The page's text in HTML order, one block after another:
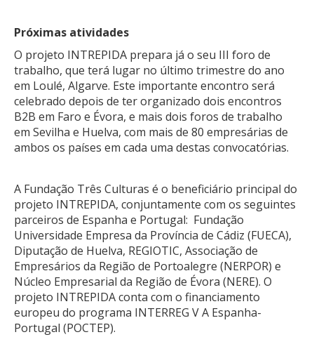
Próximas atividades
O projeto INTREPIDA prepara já o seu III foro de
trabalho, que terá lugar no último trimestre do ano
em Loulé, Algarve. Este importante encontro será
celebrado depois de ter organizado dois encontros
B2B em Faro e Évora, e mais dois foros de trabalho
em Sevilha e Huelva, com mais de 80 empresárias de
ambos os países em cada uma destas convocatórias.
A Fundação Três Culturas é o beneficiário principal do
projeto INTREPIDA, conjuntamente com os seguintes
parceiros de Espanha e Portugal: Fundação
Universidade Empresa da Província de Cádiz (FUECA),
Diputação de Huelva, REGIOTIC, Associação de
Empresários da Região de Portoalegre (NERPOR) e
Núcleo Empresarial da Região de Évora (NERE). O
projeto INTREPIDA conta com o financiamento
europeu do programa INTERREG V A Espanha-
Portugal (POCTEP).